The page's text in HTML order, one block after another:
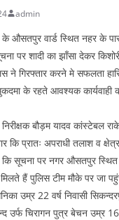
admin
औसतपुर वार्ड स्थित नहर के
पर शादी का झाँसा देकर
ने गिरफ्तार करने मे सफलता
के रहते आवश्यक कार्यवाही
बौड़म यादव कांस्टेबल
कि प्रातः अपराधी तलाश व
कि सूचना पर नगर औसतपुर
हैं पुलिस टीम मौके पर जा
उम्र 22 वर्ष निवासी
चिरागन पुत्र बेचन उम्र 16